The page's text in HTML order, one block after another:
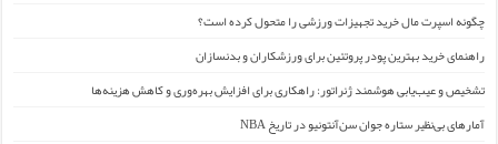
چگونه اسپرت مال خرید تجهیزات ورزشی را متحول کرده است؟
راهنمای خرید بهترین پودر پروتئین برای ورزشکاران و بدنسازان
تشخیص و عیب‌یابی هوشمند ژنراتور: راهکاری برای افزایش بهره‌وری و کاهش هزینه‌ها
آمارهای بی‌نظیر ستاره جوان سن‌آنتونیو در تاریخ NBA